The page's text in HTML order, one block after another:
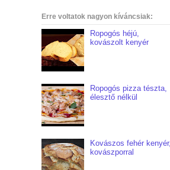
Erre voltatok nagyon kíváncsiak:
Ropogós héjú,
kovászolt kenyér
Ropogós pizza tészta,
élesztő nélkül
Kovászos fehér kenyér,
kovászporral